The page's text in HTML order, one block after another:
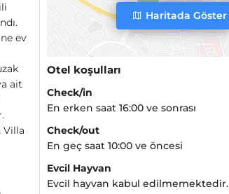
ev
ait
Villa
Haritada Göster
Otel koşulları
Check/in
En erken saat 16:00 ve sonrası
Check/out
En geç saat 10:00 ve öncesi
Evcil Hayvan
Evcil hayvan kabul edilmemektedir.